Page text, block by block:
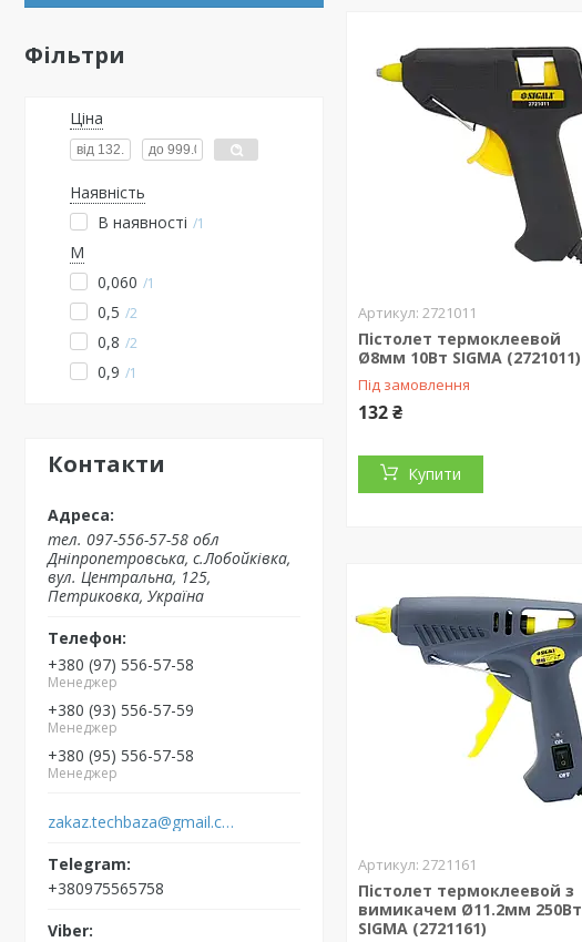
Фільтри
Ціна
Наявність
В наявності
1
М
0,060
1
0,5 2
0,8 2
0,9 1
Контакти
тел. 097-556-57-58 обл
Дніпропетровська, с.Лобойківка,
вул. Центральна, 125,
Петриковка, Україна
+380 (97) 556-57-58
Менеджер
+380 (93) 556-57-59
Менеджер
+380 (95) 556-57-58
Менеджер
zakaz.techbaza@gmail.com
+380975565758
2721011
Пістолет термоклеевой
Ø8мм 10Вт SIGMA (2721011)
Під замовлення
132 ₴
Купити
2721161
Пістолет термоклеевой з
вимикачем Ø11.2мм 250Вт
SIGMA (2721161)